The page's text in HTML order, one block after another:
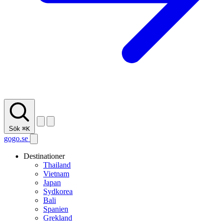
Sök ⌘K
gogo.se
Destinationer
Thailand
Vietnam
Japan
Sydkorea
Bali
Spanien
Grekland